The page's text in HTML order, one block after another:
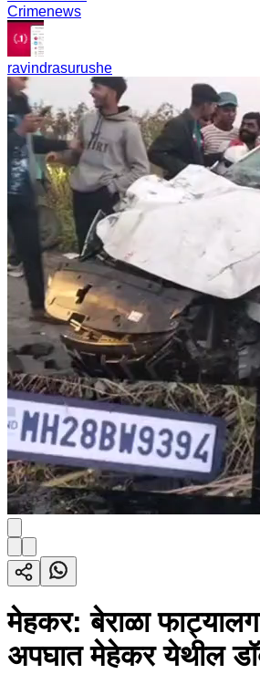
Crimenews
ravindrasurushe
मेहकर: बेराळा
अपघात मेहेकर येथील